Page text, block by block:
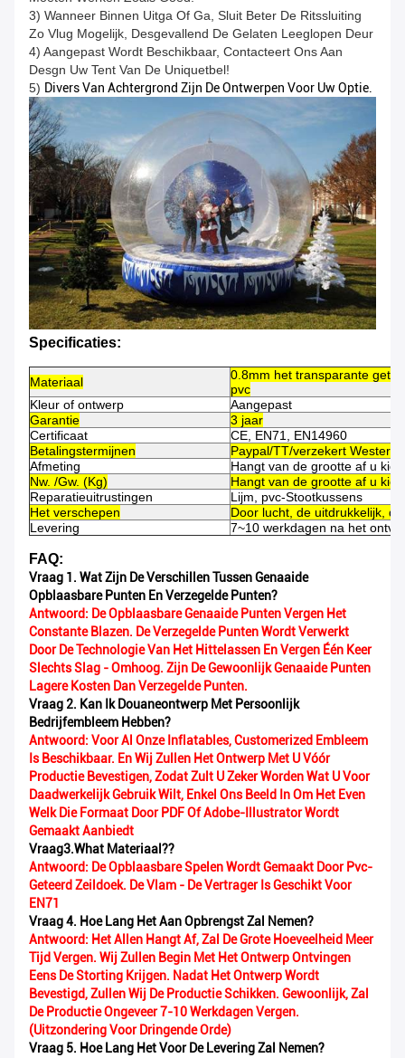
3) Wanneer Binnen Uitga Of Ga, Sluit Beter De Ritssluiting
Zo Vlug Mogelijk, Desgevallend De Gelaten Leeglopen Deur
4) Aangepast Wordt Beschikbaar, Contacteert Ons Aan
Desgn Uw Tent Van De Uniquetbel!
5) Divers Van Achtergrond Zijn De Ontwerpen Voor Uw Optie.
Specificaties:
Materiaal
0.8mm het transparante
pvc
Kleur of ontwerp
Aangepast
Garantie
3 jaar
Certificaat
CE, EN71, EN14960
Betalingstermijnen
Paypal/TT/verzekert Western
Afmeting
Hangt van de grootte af u
Nw. /Gw. (Kg)
Hangt van de grootte af u
Reparatieuitrustingen
Lijm, pvc-Stootkussens
Het verschepen
Door lucht, de uitdrukkelijk,
Levering
7~10 werkdagen na het
FAQ:
Vraag 1. Wat Zijn De Verschillen Tussen Genaaide
Opblaasbare Punten En Verzegelde Punten?
Antwoord: De Opblaasbare Genaaide Punten Vergen Het
Constante Blazen. De Verzegelde Punten Wordt Verwerkt
Door De Technologie Van Het Hittelassen En Vergen Één Keer
Slechts Slag - Omhoog. Zijn De Gewoonlijk Genaaide Punten
Lagere Kosten Dan Verzegelde Punten.
Vraag 2. Kan Ik Douaneontwerp Met Persoonlijk
Bedrijfembleem Hebben?
Antwoord: Voor Al Onze Inflatables, Customerized Embleem
Is Beschikbaar. En Wij Zullen Het Ontwerp Met U Vóór
Productie Bevestigen, Zodat Zult U Zeker Worden Wat U Voor
Daadwerkelijk Gebruik Wilt, Enkel Ons Beeld In Om Het Even
Welk Die Formaat Door PDF Of Adobe-Illustrator Wordt
Gemaakt Aanbiedt
Vraag3.what Materiaal??
Antwoord: De Opblaasbare Spelen Wordt Gemaakt Door Pvc-
Geteerd Zeildoek. De Vlam - De Vertrager Is Geschikt Voor
EN71
Vraag 4. Hoe Lang Het Aan Opbrengst Zal Nemen?
Antwoord: Het Allen Hangt Af, Zal De Grote Hoeveelheid Meer
Tijd Vergen. Wij Zullen Begin Met Het Ontwerp Ontvingen
Eens De Storting Krijgen. Nadat Het Ontwerp Wordt
Bevestigd, Zullen Wij De Productie Schikken. Gewoonlijk, Zal
De Productie Ongeveer 7-10 Werkdagen Vergen.
(Uitzondering Voor Dringende Orde)
Vraag 5. Hoe Lang Het Voor De Levering Zal Nemen?